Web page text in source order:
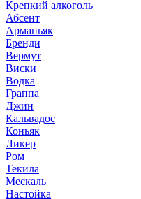
Крепкий алкоголь
Абсент
Арманьяк
Бренди
Вермут
Виски
Водка
Граппа
Джин
Кальвадос
Коньяк
Ликер
Ром
Текила
Мескаль
Настойка